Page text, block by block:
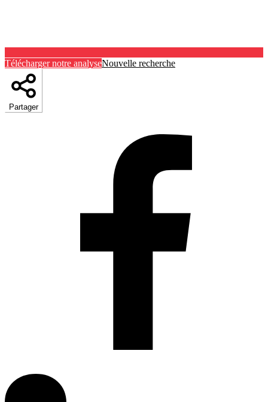
Télécharger notre analyseNouvelle recherche
Partager